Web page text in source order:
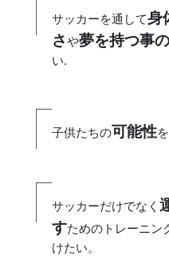
サッカーを通して身
さや夢を持つ事
い.
子供たちの可能性
サッカーだけでなく
すためのトレーニン
けたい。